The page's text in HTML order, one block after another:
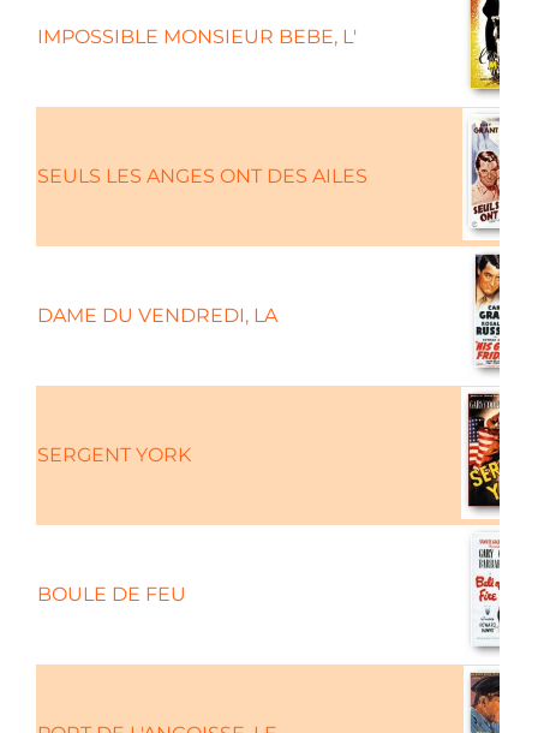
IMPOSSIBLE MONSIEUR BEBE, L'
SEULS LES ANGES ONT DES AILES
DAME DU VENDREDI, LA
SERGENT YORK
BOULE DE FEU